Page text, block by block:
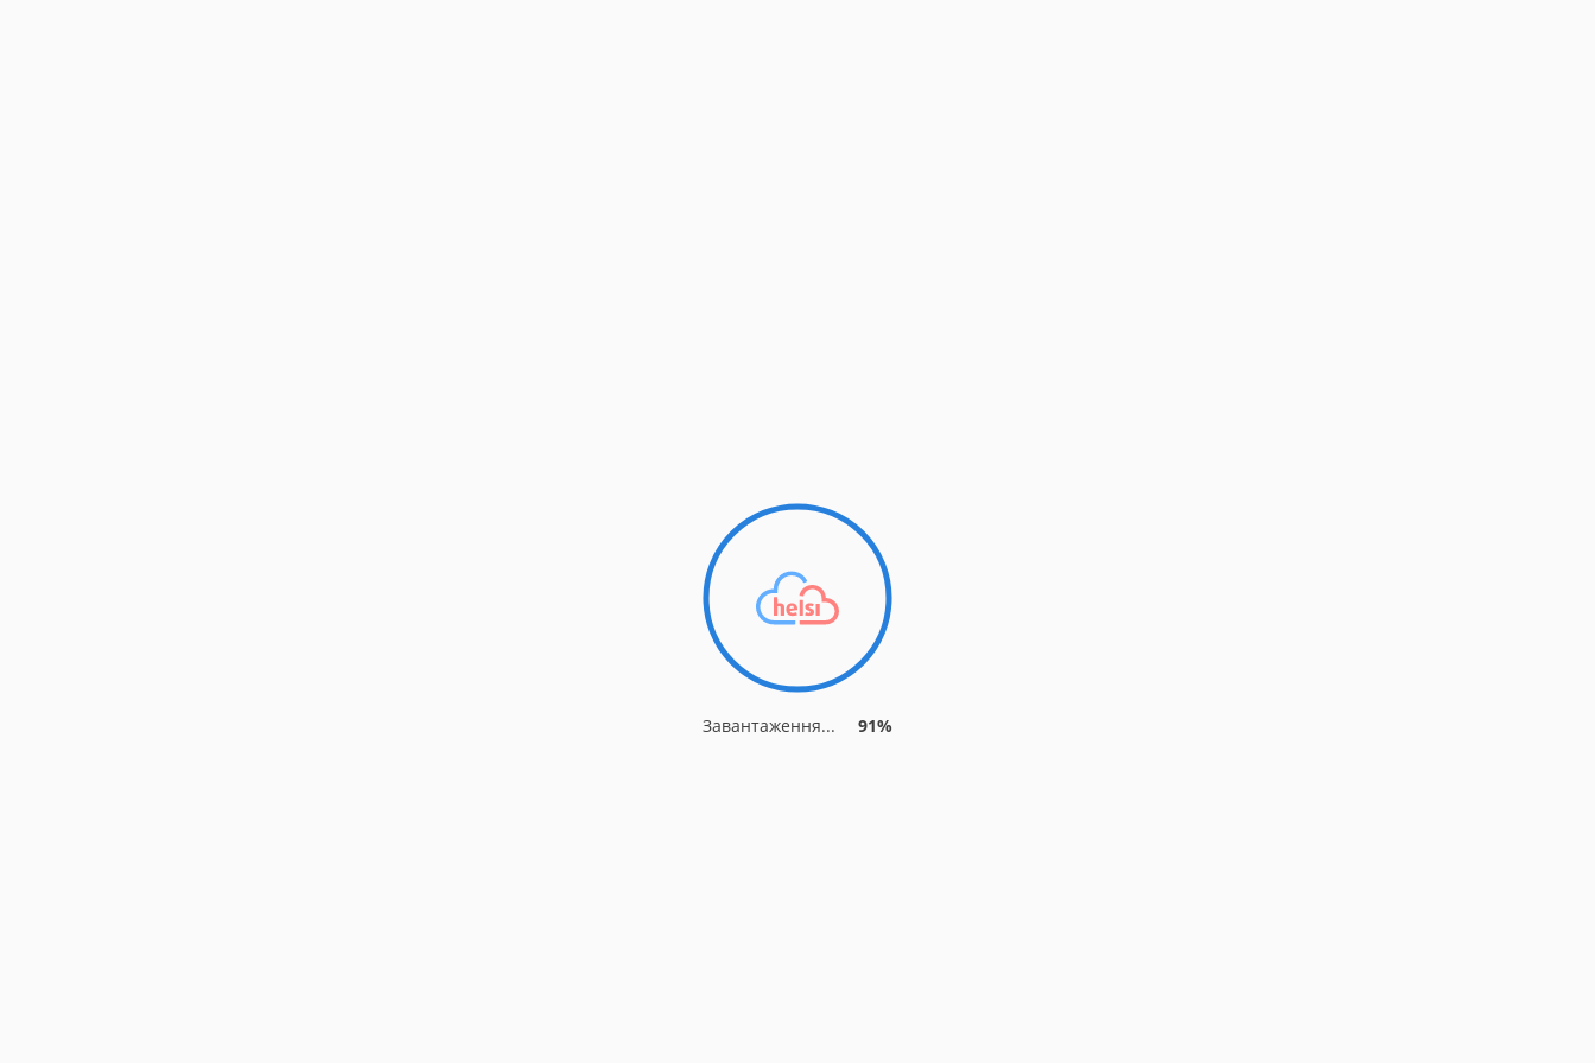
Завантаження... 91%